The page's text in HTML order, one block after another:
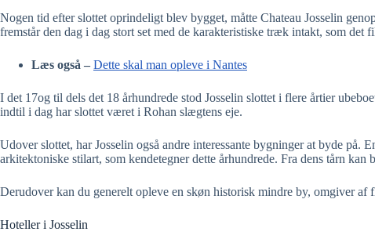
Nogen tid efter slottet oprindeligt blev bygget, måtte Chateau Josselin
fremstår den dag i dag stort set med de karakteristiske træk intakt, som
Læs også – Dette skal man opleve i Nantes
I det 17og til dels det 18 århundrede stod Josselin slottet i flere årtier
indtil i dag har slottet været i Rohan slægtens eje.
Udover slottet, har Josselin også andre interessante bygninger at byde på.
arkitektoniske stilart, som kendetegner dette århundrede. Fra dens tårn
Derudover kan du generelt opleve en skøn historisk mindre by, omgiver af
Hoteller i Josselin